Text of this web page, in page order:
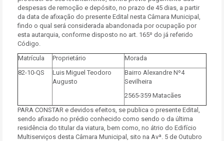
despesas de remoção e depósito, no prazo de 45 dias, a partir
da data de afixação do presente Edital nesta Câmara Municipal,
findo o qual será considerada abandonada por ocupação por
esta autarquia, conforme disposto no art. 165º do já referido
Código.
Matrícula
Proprietário
Morada
82-10-QS
Luis Miguel Teodoro
Augusto
Bairro Alexandre Nº4
Sevilheira
2565-359 Matacães
PARA CONSTAR e devidos efeitos, se publica o presente Edital,
sendo afixado no prédio conhecido como sendo o da última
residência do titular da viatura, bem como, no átrio do Edifício
Multiserviços desta Câmara Municipal, sito na Avª. 5 de Outubro